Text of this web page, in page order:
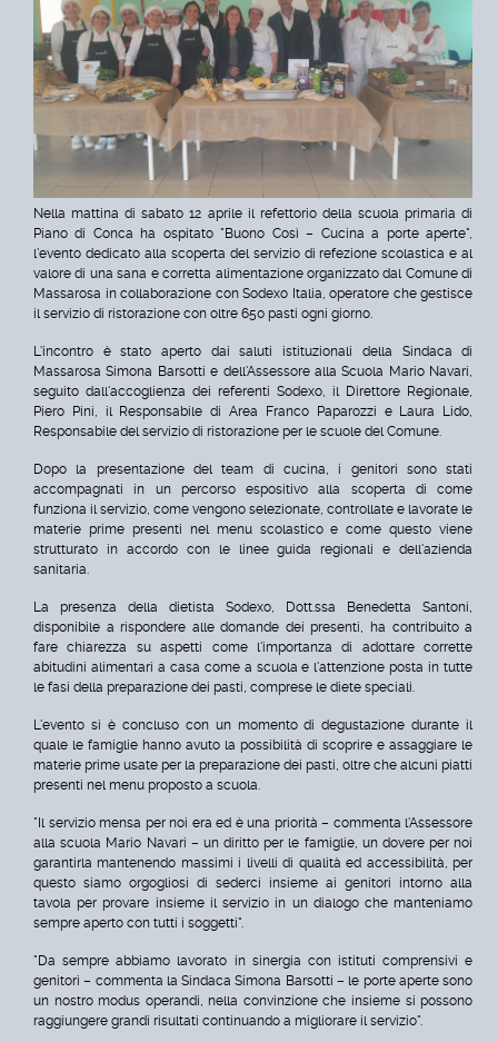
Nella mattina di sabato 12 aprile il refettorio della scuola primaria di
Piano di Conca ha ospitato "Buono Così – Cucina a porte aperte",
l'evento dedicato alla scoperta del servizio di refezione scolastica e al
valore di una sana e corretta alimentazione organizzato dal Comune di
Massarosa in collaborazione con Sodexo Italia, operatore che gestisce
il servizio di ristorazione con oltre 650 pasti ogni giorno.
L'incontro è stato aperto dai saluti istituzionali della Sindaca di
Massarosa Simona Barsotti e dell'Assessore alla Scuola Mario Navari,
seguito dall'accoglienza dei referenti Sodexo, il Direttore Regionale,
Piero Pini, il Responsabile di Area Franco Paparozzi e Laura Lido,
Responsabile del servizio di ristorazione per le scuole del Comune.
Dopo la presentazione del team di cucina, i genitori sono stati
accompagnati in un percorso espositivo alla scoperta di come
funziona il servizio, come vengono selezionate, controllate e lavorate le
materie prime presenti nel menu scolastico e come questo viene
strutturato in accordo con le linee guida regionali e dell'azienda
sanitaria.
La presenza della dietista Sodexo, Dott.ssa Benedetta Santoni,
disponibile a rispondere alle domande dei presenti, ha contribuito a
fare chiarezza su aspetti come l'importanza di adottare corrette
abitudini alimentari a casa come a scuola e l'attenzione posta in tutte
le fasi della preparazione dei pasti, comprese le diete speciali.
L'evento si è concluso con un momento di degustazione durante il
quale le famiglie hanno avuto la possibilità di scoprire e assaggiare le
materie prime usate per la preparazione dei pasti, oltre che alcuni piatti
presenti nel menu proposto a scuola.
"Il servizio mensa per noi era ed è una priorità – commenta l'Assessore
alla scuola Mario Navari – un diritto per le famiglie, un dovere per noi
garantirla mantenendo massimi i livelli di qualità ed accessibilità, per
questo siamo orgogliosi di sederci insieme ai genitori intorno alla
tavola per provare insieme il servizio in un dialogo che manteniamo
sempre aperto con tutti i soggetti".
"Da sempre abbiamo lavorato in sinergia con istituti comprensivi e
genitori – commenta la Sindaca Simona Barsotti – le porte aperte sono
un nostro modus operandi, nella convinzione che insieme si possono
raggiungere grandi risultati continuando a migliorare il servizio".